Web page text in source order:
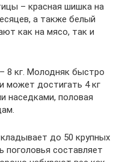
– красная шишка на
а также белый
как на мясо, так и
8 кг. Молодняк быстро
может достигать 4 кг
наседками, половая
до 50 крупных
поголовья составляет